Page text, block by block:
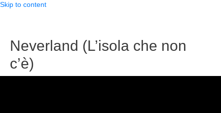
Skip to content
Neverland (L’isola che non
c’è)